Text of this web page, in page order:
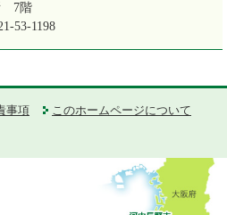
7階
53-1198
事項
このホームページについて